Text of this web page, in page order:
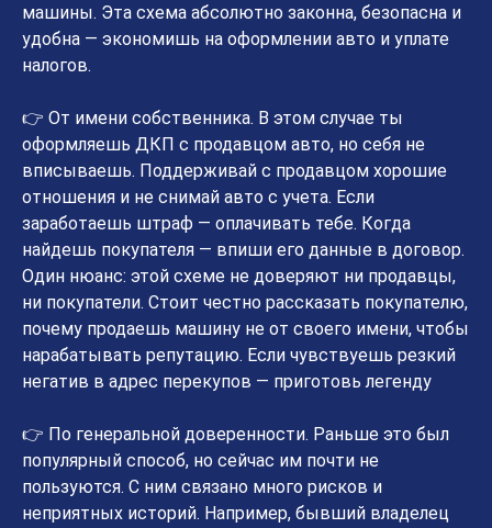
машины. Эта схема абсолютно законна, безопасна и
удобна — экономишь на оформлении авто и уплате
налогов.
👉 От имени собственника. В этом случае ты
оформляешь ДКП с продавцом авто, но себя не
вписываешь. Поддерживай с продавцом хорошие
отношения и не снимай авто с учета. Если
заработаешь штраф — оплачивать тебе. Когда
найдешь покупателя — впиши его данные в договор.
Один нюанс: этой схеме не доверяют ни продавцы,
ни покупатели. Стоит честно рассказать покупателю,
почему продаешь машину не от своего имени, чтобы
нарабатывать репутацию. Если чувствуешь резкий
негатив в адрес перекупов — приготовь легенду
👉 По генеральной доверенности. Раньше это был
популярный способ, но сейчас им почти не
пользуются. С ним связано много рисков и
неприятных историй. Например, бывший владелец